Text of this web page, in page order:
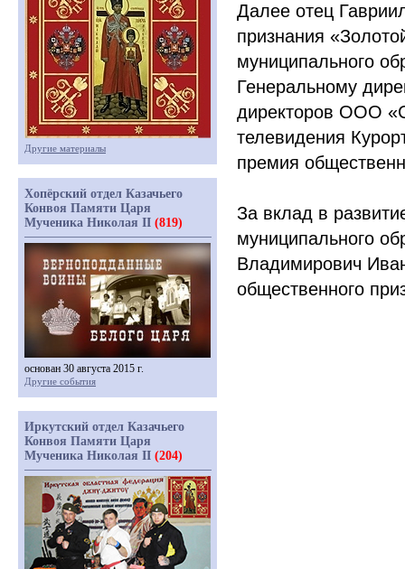
Далее отец
признания
муниципального
Генеральному
директоров ООО
телевидения
премия
За вклад в
муниципального
Владимирович
общественного
Другие материалы
Хопёрский отдел Казачьего
Конвоя Памяти Царя
Мученика Николая II (819)
основан 30 августа 2015 г.
Другие события
Иркутский отдел Казачьего
Конвоя Памяти Царя
Мученика Николая II (204)